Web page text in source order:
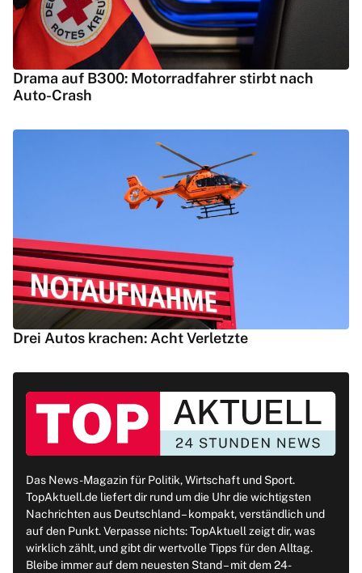
Drama auf B300: Motorradfahrer stirbt nach
Auto-Crash
Drei Autos krachen: Acht Verletzte
Das News-Magazin für Politik, Wirtschaft und Sport.
TopAktuell.de liefert dir rund um die Uhr die wichtigsten
Nachrichten aus Deutschland – kompakt, verständlich und
auf den Punkt. Verpasse nichts: TopAktuell zeigt dir, was
wirklich zählt, und gibt dir wertvolle Tipps für den Alltag.
Bleibe immer auf dem neuesten Stand – mit dem 24-